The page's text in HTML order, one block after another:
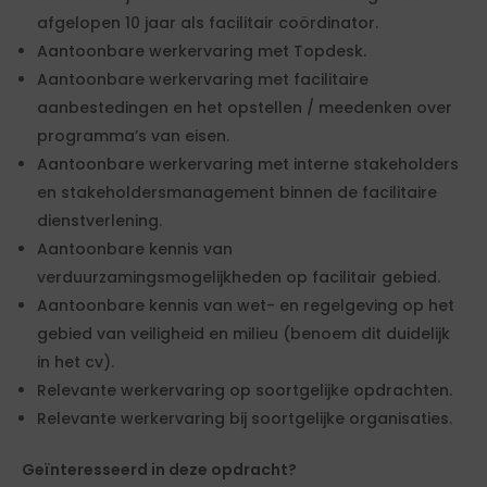
afgelopen 10 jaar als facilitair coördinator.
Aantoonbare werkervaring met Topdesk.
Aantoonbare werkervaring met facilitaire
aanbestedingen en het opstellen / meedenken over
programma’s van eisen.
Aantoonbare werkervaring met interne stakeholders
en stakeholdersmanagement binnen de facilitaire
dienstverlening.
Aantoonbare kennis van
verduurzamingsmogelijkheden op facilitair gebied.
Aantoonbare kennis van wet- en regelgeving op het
gebied van veiligheid en milieu (benoem dit duidelijk
in het cv).
Relevante werkervaring op soortgelijke opdrachten.
Relevante werkervaring bij soortgelijke organisaties.
Geïnteresseerd in deze opdracht?